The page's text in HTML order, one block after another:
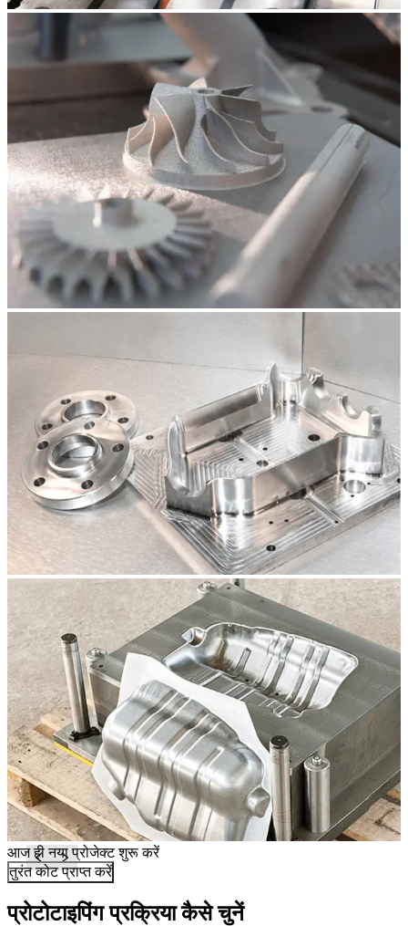
आज ही नया प्रोजेक्ट शुरू करें
तुरंत कोट प्राप्त करें
प्रोटोटाइपिंग प्रक्रिया कैसे चुनें